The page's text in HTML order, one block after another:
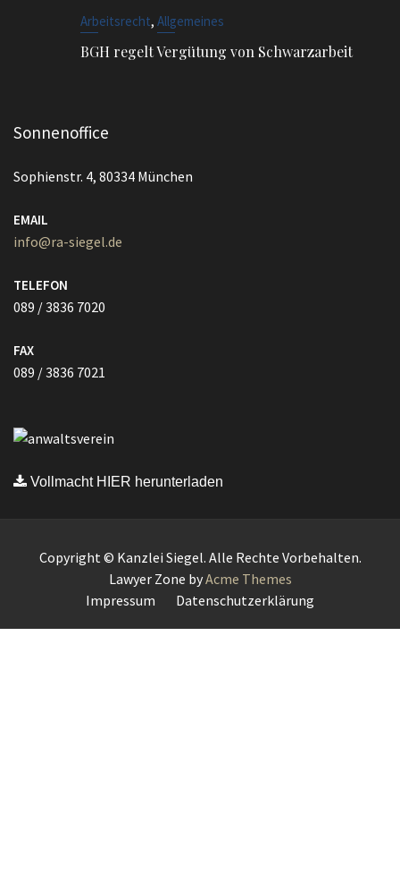
Arbeitsrecht, Allgemeines
BGH regelt Vergütung von Schwarzarbeit
Sonnenoffice
Sophienstr. 4, 80334 München
EMAIL
info@ra-siegel.de
TELEFON
089 / 3836 7020
FAX
089 / 3836 7021
Vollmacht HIER herunterladen
Copyright © Kanzlei Siegel. Alle Rechte Vorbehalten.
Lawyer Zone byAcme Themes
Impressum
Datenschutzerklärung